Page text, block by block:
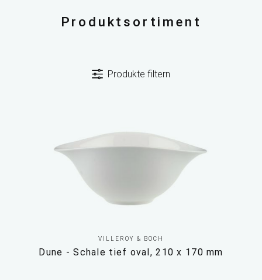
Produktsortiment
Produkte filtern
VILLEROY & BOCH
Dune - Schale tief oval, 210 x 170 mm